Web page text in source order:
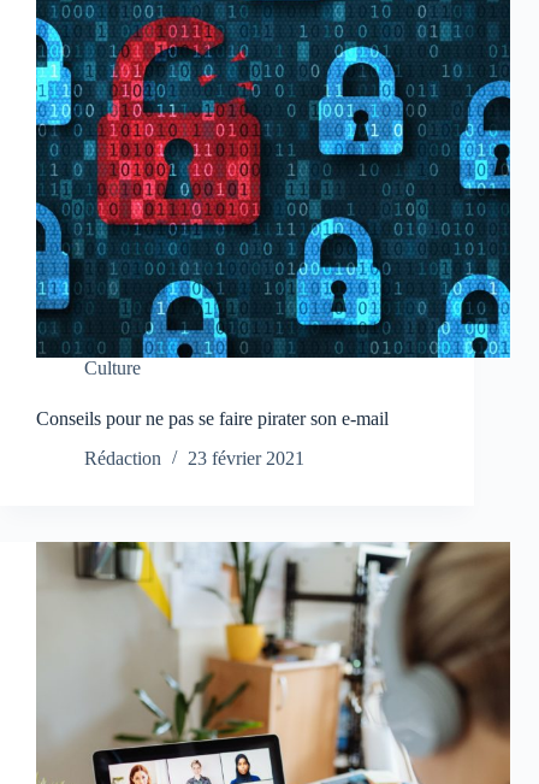
Culture
Conseils pour ne pas se faire pirater son e-mail
Rédaction
23 février 2021